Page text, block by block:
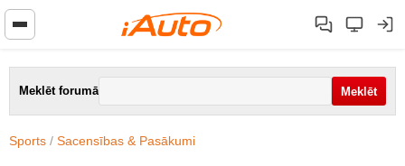
Meklēt forumā
Sports / Sacensības & Pasākumi